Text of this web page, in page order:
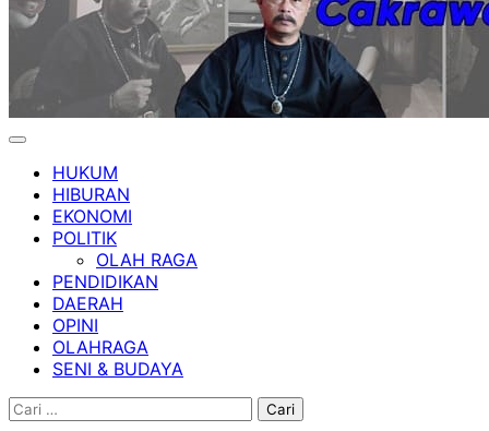
HUKUM
HIBURAN
EKONOMI
POLITIK
OLAH RAGA
PENDIDIKAN
DAERAH
OPINI
OLAHRAGA
SENI & BUDAYA
Cari